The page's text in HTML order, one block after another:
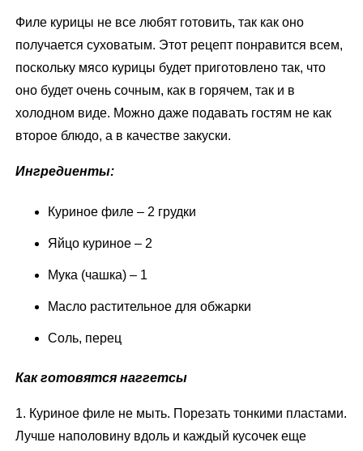
Филе курицы не все любят готовить, так как оно
получается суховатым. Этот рецепт понравится всем,
поскольку мясо курицы будет приготовлено так, что
оно будет очень сочным, как в горячем, так и в
холодном виде. Можно даже подавать гостям не как
второе блюдо, а в качестве закуски.
Ингредиенты:
Куриное филе – 2 грудки
Яйцо куриное – 2
Мука (чашка) – 1
Масло растительное для обжарки
Соль, перец
Как готовятся наггетсы
1. Куриное филе не мыть. Порезать тонкими пластами.
Лучше наполовину вдоль и каждый кусочек еще